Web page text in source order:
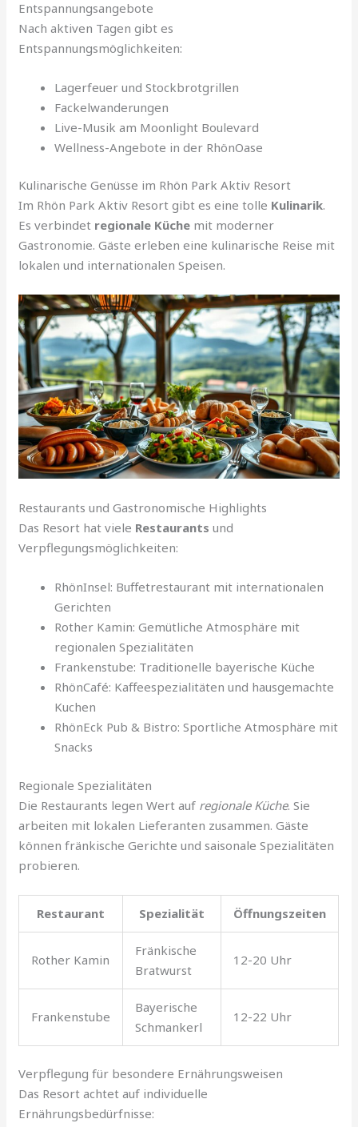
Entspannungsangebote
Nach aktiven Tagen gibt es
Entspannungsmöglichkeiten:
Lagerfeuer und Stockbrotgrillen
Fackelwanderungen
Live-Musik am Moonlight Boulevard
Wellness-Angebote in der RhönOase
Kulinarische Genüsse im Rhön Park Aktiv Resort
Im Rhön Park Aktiv Resort gibt es eine tolle Kulinarik.
Es verbindet regionale Küche mit moderner
Gastronomie. Gäste erleben eine kulinarische Reise mit
lokalen und internationalen Speisen.
Restaurants und Gastronomische Highlights
Das Resort hat viele Restaurants und
Verpflegungsmöglichkeiten:
RhönInsel: Buffetrestaurant mit internationalen
Gerichten
Rother Kamin: Gemütliche Atmosphäre mit
regionalen Spezialitäten
Frankenstube: Traditionelle bayerische Küche
RhönCafé: Kaffeespezialitäten und hausgemachte
Kuchen
RhönEck Pub & Bistro: Sportliche Atmosphäre mit
Snacks
Regionale Spezialitäten
Die Restaurants legen Wert auf regionale Küche. Sie
arbeiten mit lokalen Lieferanten zusammen. Gäste
können fränkische Gerichte und saisonale Spezialitäten
probieren.
Restaurant Spezialität Öffnungszeiten
Rother Kamin
Fränkische
Bratwurst
12-20 Uhr
Frankenstube
Bayerische
Schmankerl
12-22 Uhr
Verpflegung für besondere Ernährungsweisen
Das Resort achtet auf individuelle
Ernährungsbedürfnisse: